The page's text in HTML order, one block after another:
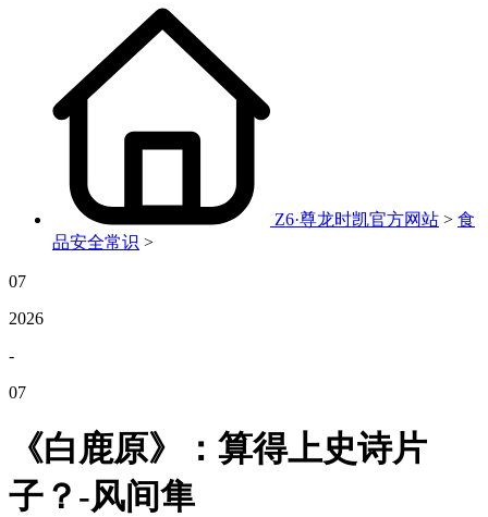
Z6·尊龙时凯官方网站 > 食
品安全常识 >
07
2026
-
07
《白鹿原》：算得上史诗片
子？-风间隼